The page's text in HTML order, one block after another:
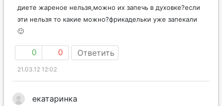
диете жареное нельзя,можно их запечь в духовке?если
эти нельзя то какие можно?фрикадельки уже запекали
🙂
0 0 Ответить
21.03.12 12:02
екатаринка